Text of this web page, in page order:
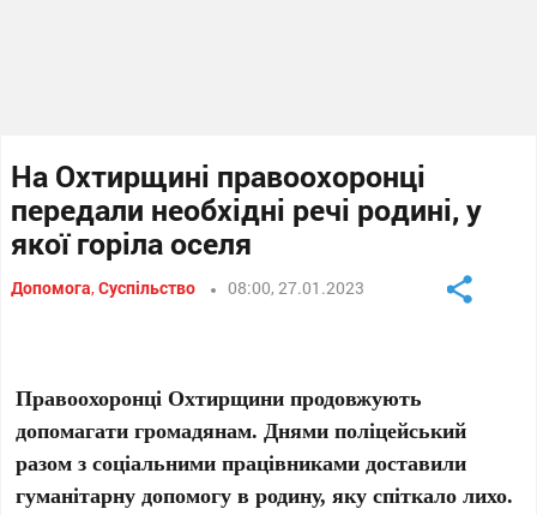
На Охтирщині правоохоронці
передали необхідні речі родині, у
якої горіла оселя
Допомога,Суспільство 08:00, 27.01.2023
Правоохоронці Охтирщини продовжують
допомагати громадянам. Днями поліцейський
разом з соціальними працівниками доставили
гуманітарну допомогу в родину, яку спіткало лихо.